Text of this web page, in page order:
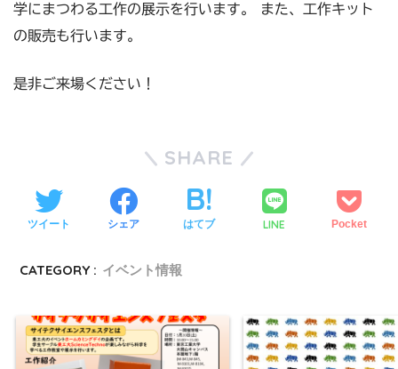
学にまつわる工作の展示を行います。 また、工作キット
の販売も行います。
是非ご来場ください！
SHARE
ツイート シェア はてブ LINE Pocket
CATEGORY : イベント情報